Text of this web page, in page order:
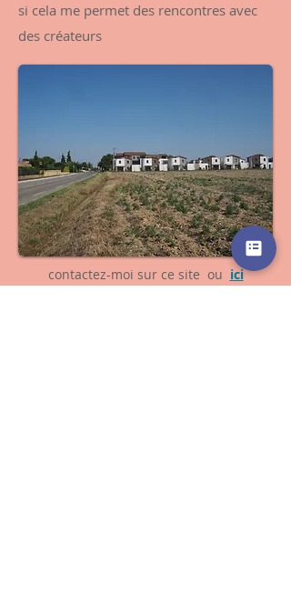
si cela me permet des rencontres avec
des créateurs
contactez-moi sur ce site ou ici